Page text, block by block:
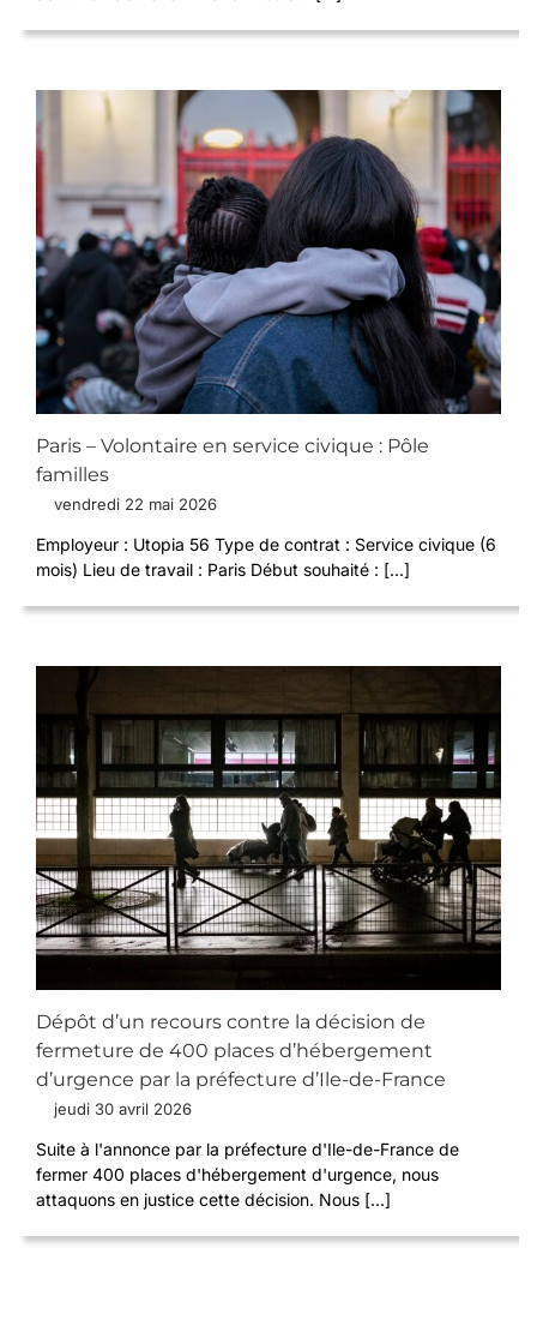
Paris – Volontaire en service civique : Pôle
familles
vendredi 22 mai 2026
Employeur : Utopia 56 Type de contrat : Service civique (6
mois) Lieu de travail : Paris Début souhaité : [...]
Dépôt d’un recours contre la décision de
fermeture de 400 places d’hébergement
d’urgence par la préfecture d’Ile-de-France
jeudi 30 avril 2026
Suite à l'annonce par la préfecture d'Ile-de-France de
fermer 400 places d'hébergement d'urgence, nous
attaquons en justice cette décision. Nous [...]